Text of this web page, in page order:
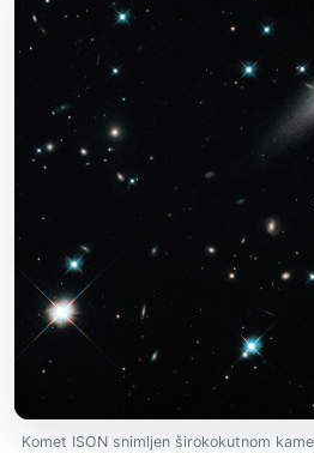
Komet ISON snimljen širokokutnom